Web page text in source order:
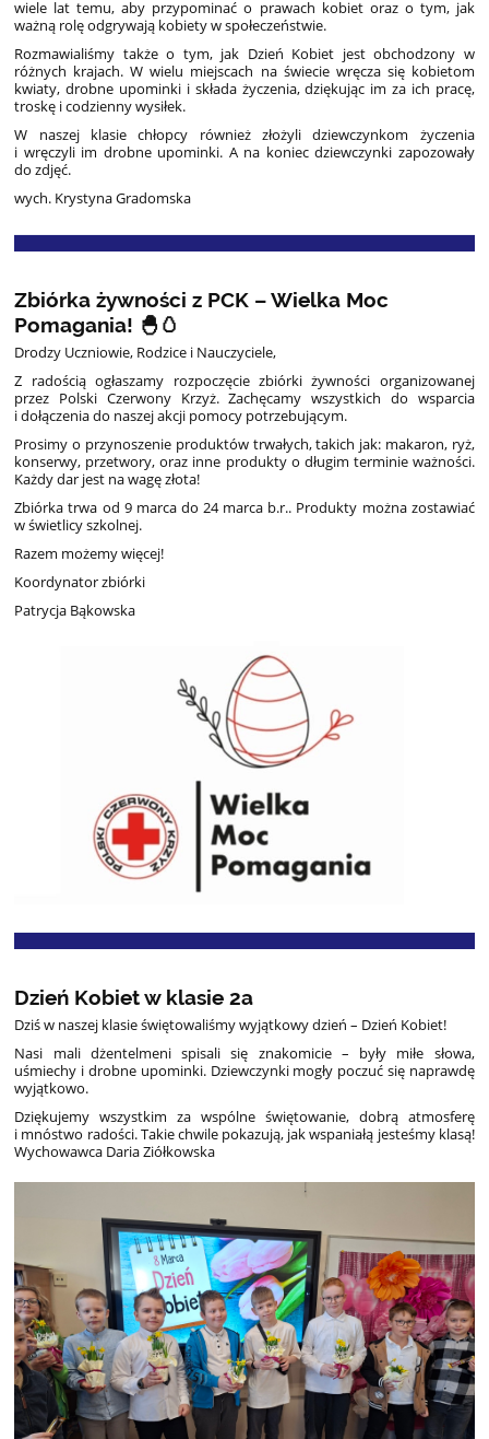
wiele lat temu, aby przypominać o prawach kobiet oraz o tym, jak
ważną rolę odgrywają kobiety w społeczeństwie.
Rozmawialiśmy także o tym, jak Dzień Kobiet jest obchodzony w
różnych krajach. W wielu miejscach na świecie wręcza się kobietom
kwiaty, drobne upominki i składa życzenia, dziękując im za ich pracę,
troskę i codzienny wysiłek.
W naszej klasie chłopcy również złożyli dziewczynkom życzenia
i wręczyli im drobne upominki. A na koniec dziewczynki zapozowały
do zdjęć.
wych. Krystyna Gradomska
Zbiórka żywności z PCK – Wielka Moc
Pomagania! 🐣🥚
Drodzy Uczniowie, Rodzice i Nauczyciele,
Z radością ogłaszamy rozpoczęcie zbiórki żywności organizowanej
przez Polski Czerwony Krzyż. Zachęcamy wszystkich do wsparcia
i dołączenia do naszej akcji pomocy potrzebującym.
Prosimy o przynoszenie produktów trwałych, takich jak: makaron, ryż,
konserwy, przetwory, oraz inne produkty o długim terminie ważności.
Każdy dar jest na wagę złota!
Zbiórka trwa od 9 marca do 24 marca b.r.. Produkty można zostawiać
w świetlicy szkolnej.
Razem możemy więcej!
Koordynator zbiórki
Patrycja Bąkowska
Dzień Kobiet w klasie 2a
Dziś w naszej klasie świętowaliśmy wyjątkowy dzień – Dzień Kobiet!
Nasi mali dżentelmeni spisali się znakomicie – były miłe słowa,
uśmiechy i drobne upominki. Dziewczynki mogły poczuć się naprawdę
wyjątkowo.
Dziękujemy wszystkim za wspólne świętowanie, dobrą atmosferę
i mnóstwo radości. Takie chwile pokazują, jak wspaniałą jesteśmy klasą!
️Wychowawca Daria Ziółkowska